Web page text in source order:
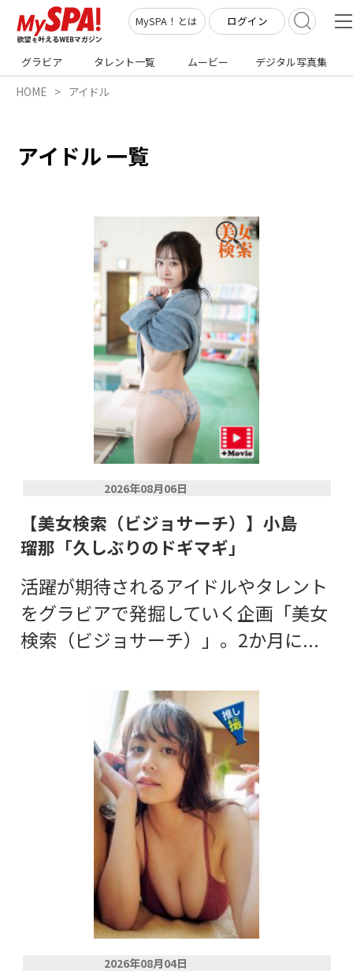
MySPA！とは ログイン
グラビア タレント一覧 ムービー デジタル写真集
HOME アイドル
アイドル 一覧
2026年08月06日
【美女検索（ビジョサーチ）】小島
瑠那「久しぶりのドギマギ」
活躍が期待されるアイドルやタレント
をグラビアで発掘していく企画「美女
検索（ビジョサーチ）」。2か月に...
2026年08月04日